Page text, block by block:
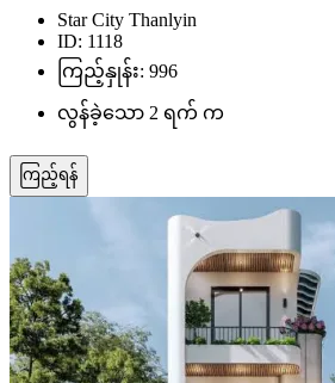
Star City Thanlyin
ID: 1118
ကြည့်နှုန်း: 996
လွန်ခဲ့သော 2 ရက် က
ကြည့်ရန်